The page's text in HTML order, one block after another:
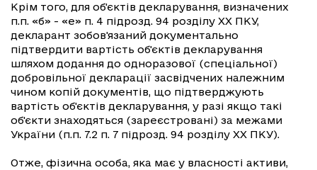
Крім того, для об'єктів декларування, визначених
п.п. «б» - «е» п. 4 підрозд. 94 розділу ХХ ПКУ,
декларант зобов'язаний документально
підтвердити вартість об'єктів декларування
шляхом додання до одноразової (спеціальної)
добровільної декларації засвідчених належним
чином копій документів, що підтверджують
вартість об'єктів декларування, у разі якщо такі
об'єкти знаходяться (зареєстровані) за межами
України (п.п. 7.2 п. 7 підрозд. 94 розділу ХХ ПКУ).
Отже, фізична особа, яка має у власності активи,